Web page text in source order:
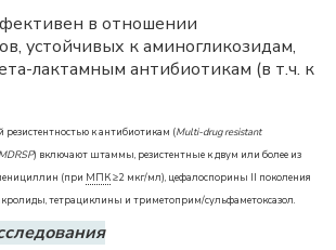
в отношении
устойчивых к аминогликозидам,
лактамным антибиотикам (в т.ч. к
к антибиотикам (Multi-drug resistant
MDRSP) включают штаммы, резистентные к двум или более из
(при МПК≥2 мкг/мл), цефалоспорины II поколения
тетрациклины и триметоприм/сульфаметоксазол.